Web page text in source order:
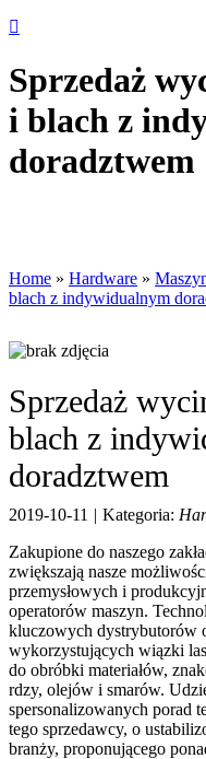
Sprzedaż
i blach z
doradztwem
Home » Hardware »
blach z indywidualnym
Sprzedaż
blach z
doradztwem
2019-10-11 | Kategoria:
Zakupione do naszego
zwiększają nasze
przemysłowych i
operatorów maszyn.
kluczowych dystrybutorów
wykorzystujących wiązki
do obróbki materiałów,
rdzy, olejów i smarów.
spersonalizowanych porad
tego sprzedawcy, o
branży, proponującego